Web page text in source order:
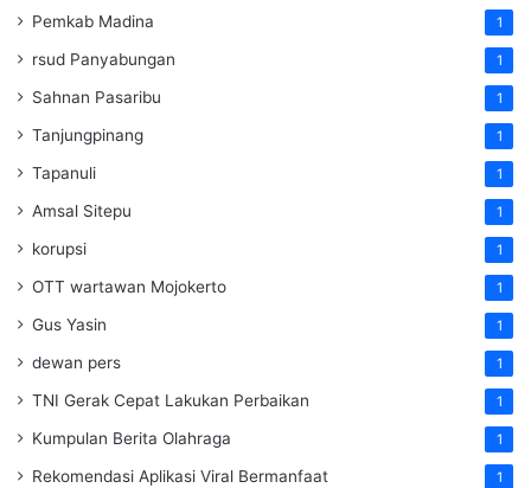
Pemkab Madina 1
rsud Panyabungan 1
Sahnan Pasaribu 1
Tanjungpinang 1
Tapanuli 1
Amsal Sitepu 1
korupsi 1
OTT wartawan Mojokerto 1
Gus Yasin 1
dewan pers 1
TNI Gerak Cepat Lakukan Perbaikan 1
Kumpulan Berita Olahraga 1
Rekomendasi Aplikasi Viral Bermanfaat 1